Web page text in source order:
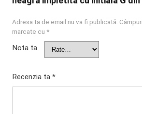
Adresa ta de email nu va fi publicată.
marcate cu *
Nota ta
Recenzia ta *